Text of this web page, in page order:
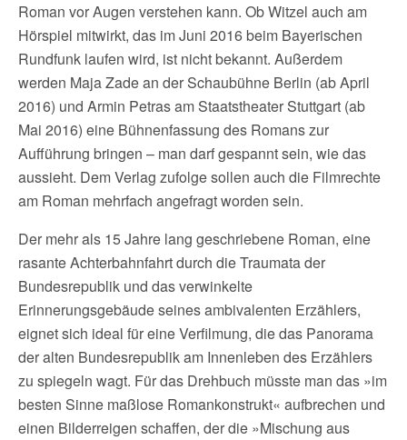
Roman vor Augen verstehen kann. Ob Witzel auch am
Hörspiel mitwirkt, das im Juni 2016 beim Bayerischen
Rundfunk laufen wird, ist nicht bekannt. Außerdem
werden Maja Zade an der Schaubühne Berlin (ab April
2016) und Armin Petras am Staatstheater Stuttgart (ab
Mai 2016) eine Bühnenfassung des Romans zur
Aufführung bringen – man darf gespannt sein, wie das
aussieht. Dem Verlag zufolge sollen auch die Filmrechte
am Roman mehrfach angefragt worden sein.
Der mehr als 15 Jahre lang geschriebene Roman, eine
rasante Achterbahnfahrt durch die Traumata der
Bundesrepublik und das verwinkelte
Erinnerungsgebäude seines ambivalenten Erzählers,
eignet sich ideal für eine Verfilmung, die das Panorama
der alten Bundesrepublik am Innenleben des Erzählers
zu spiegeln wagt. Für das Drehbuch müsste man das »im
besten Sinne maßlose Romankonstrukt« aufbrechen und
einen Bilderreigen schaffen, der die »Mischung aus